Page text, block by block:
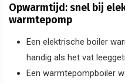
Opwarmtijd: snel bij
warmtepomp
Een elektrische boiler
handig als het vat
Een warmtepompboiler